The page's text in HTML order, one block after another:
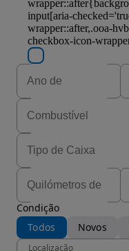
Condição
Todos
Novos
Localização